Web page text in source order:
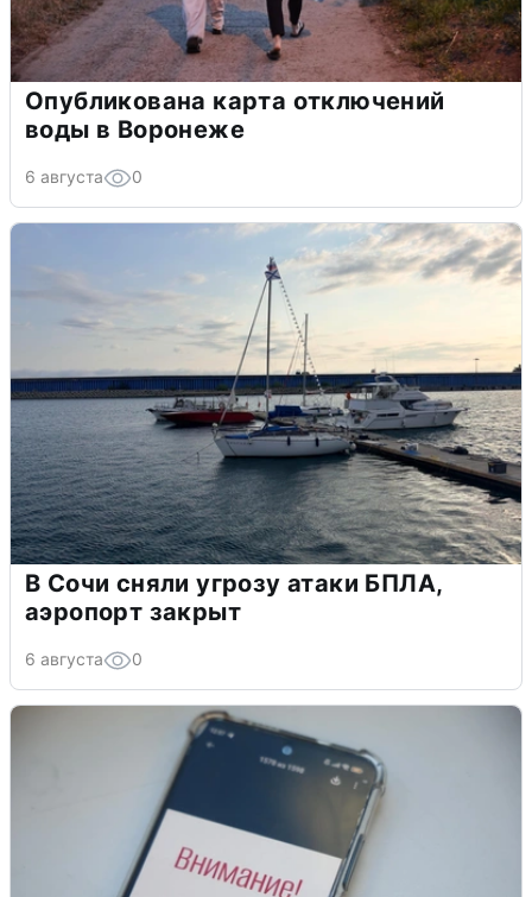
Опубликована карта отключений
воды в Воронеже
6 августа 0
В Сочи сняли угрозу атаки БПЛА,
аэропорт закрыт
6 августа 0